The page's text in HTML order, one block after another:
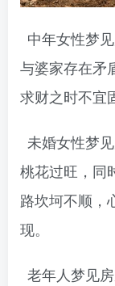
中年女性梦
与婆家存在矛
求财之时不宜
未婚女性梦
桃花过旺，同
路坎坷不顺，
现。
老年人梦见